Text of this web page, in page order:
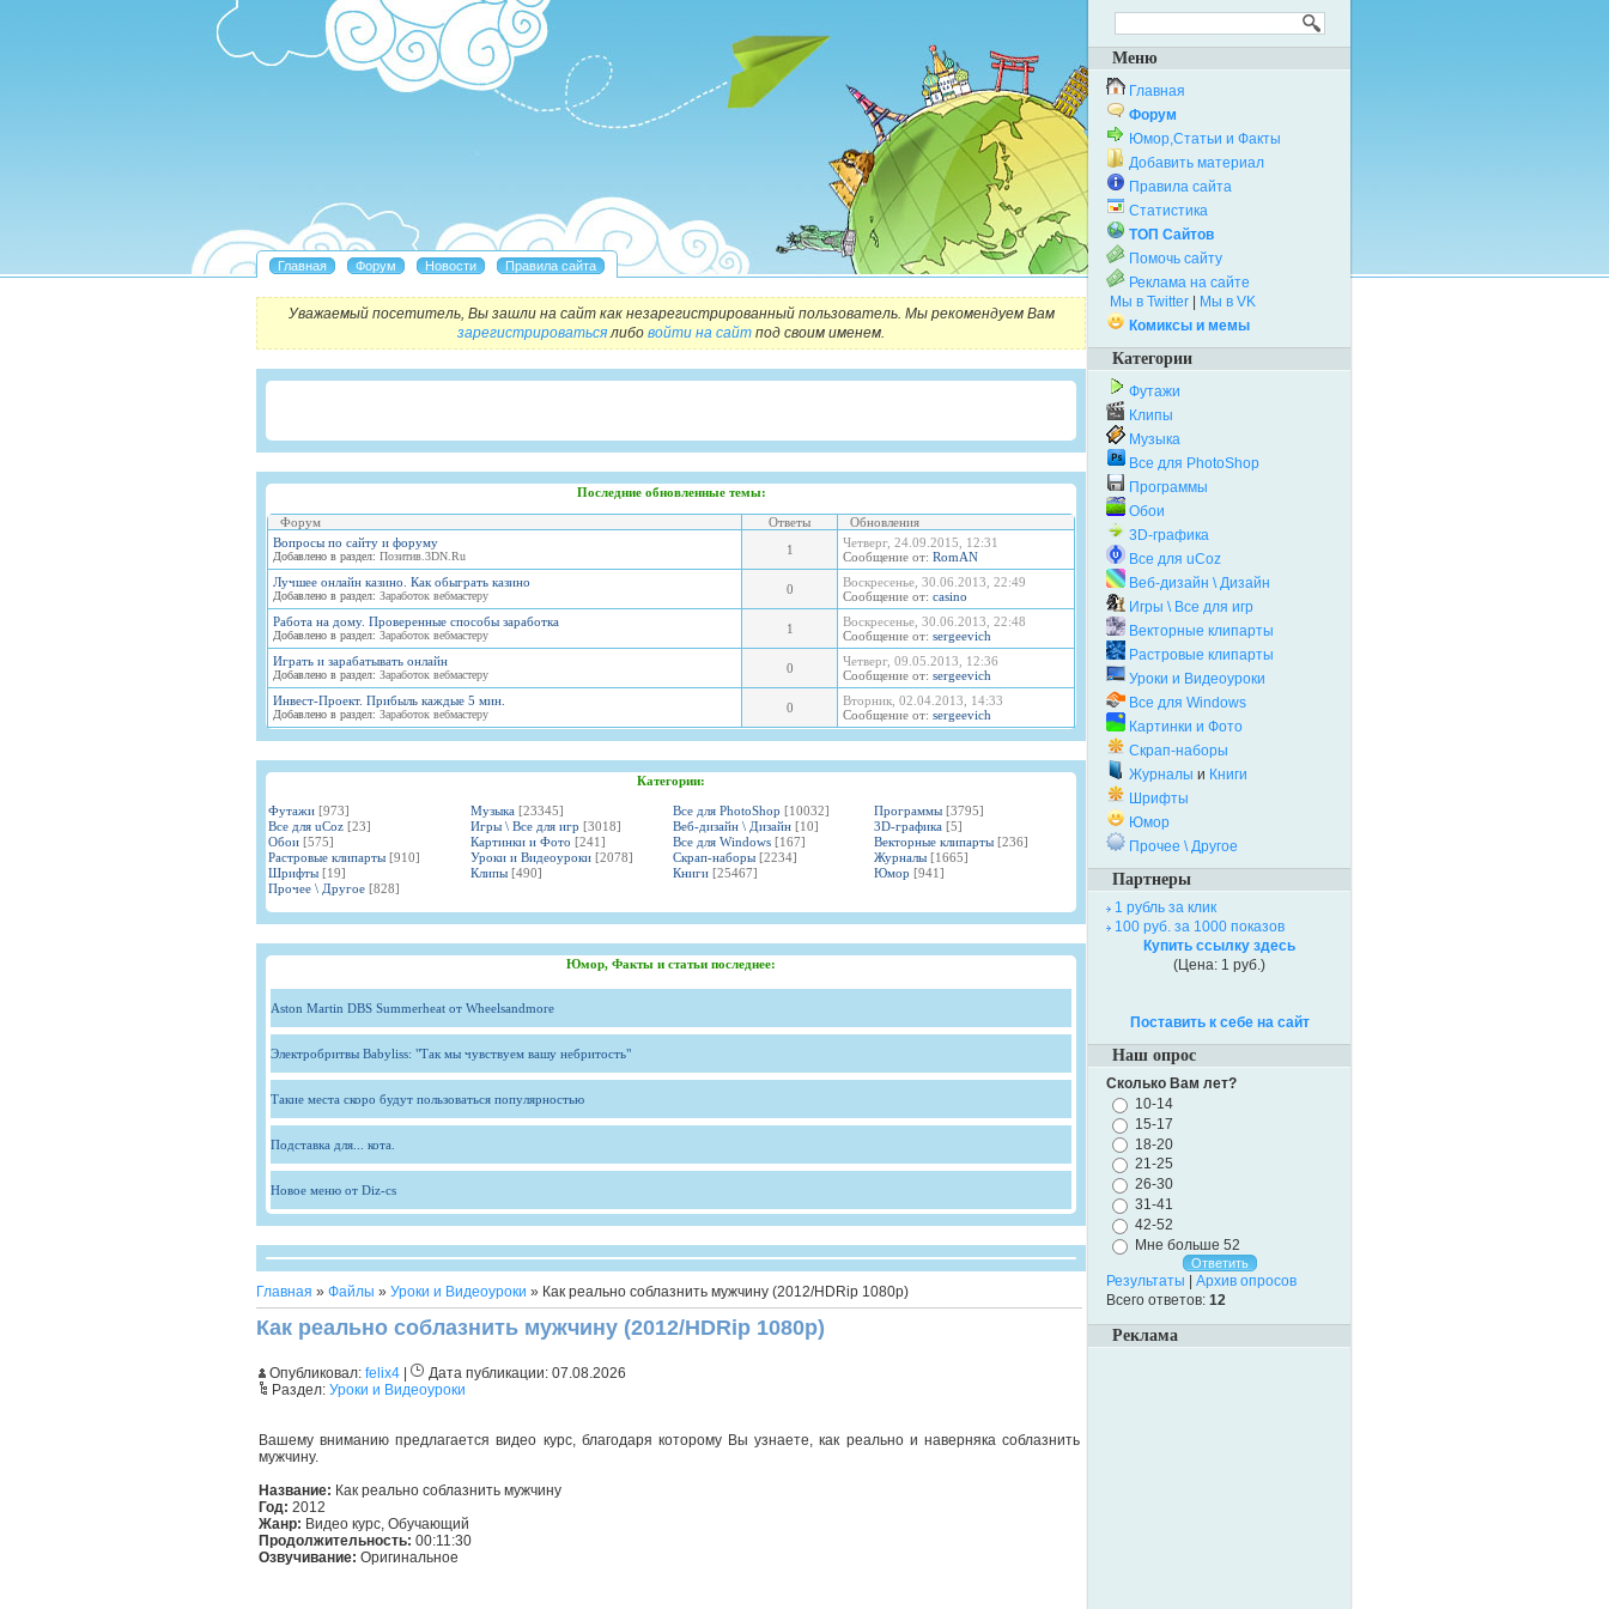
Уважаемый посетитель, Вы зашли на сайт как незарегистрированный пользователь. Мы рекомендуем Вам
зарегистрироватьсялибо войти на сайт под своим именем.
Последние обновленные темы:
Форум Ответы
Обновления
Вопросы по сайту и форуму
Добавлено в раздел: Позитив.3DN.Ru 1
Четверг, 24.09.2015, 12:31
Сообщение от: RomAN
Лучшее онлайн казино. Как обыграть казино
Добавлено в раздел: Заработок вебмастеру 0
Воскресенье, 30.06.2013, 22:49
Сообщение от: casino
Работа на дому. Проверенные способы заработка
Добавлено в раздел: Заработок вебмастеру 1
Воскресенье, 30.06.2013, 22:48
Сообщение от: sergeevich
Играть и зарабатывать онлайн
Добавлено в раздел: Заработок вебмастеру 0
Четверг, 09.05.2013, 12:36
Сообщение от: sergeevich
Инвест-Проект. Прибыль каждые 5 мин.
Добавлено в раздел: Заработок вебмастеру 0
Вторник, 02.04.2013, 14:33
Сообщение от: sergeevich
Категории:
Футажи [973] Музыка [23345] Все для PhotoShop [10032] Программы [3795]
Все для uCoz [23] Игры \ Все для игр [3018] Веб-дизайн \ Дизайн [10] 3D-графика [5]
Обои [575] Картинки и Фото [241] Все для Windows [167] Векторные клипарты [236]
Растровые клипарты [910] Уроки и Видеоуроки [2078] Скрап-наборы [2234] Журналы [1665]
Шрифты [19] Клипы [490] Книги [25467] Юмор [941]
Прочее \ Другое [828]
Юмор, Факты и статьи последнее:
Aston Martin DBS Summerheat от Wheelsandmore
Электробритвы Babyliss: "Так мы чувствуем вашу небритость"
Такие места скоро будут пользоваться популярностью
Подставка для... кота.
Новое меню от Diz-cs
Главная » Файлы » Уроки и Видеоуроки » Как реально соблазнить мужчину (2012/HDRip 1080p)
Как реально соблазнить мужчину (2012/HDRip 1080p)
Опубликовал: felix4 Дата публикации: 07.08.2026
Раздел: Уроки и Видеоуроки
Вашему вниманию предлагается видео курс, благодаря которому Вы узнаете, как реально и наверняка соблазнить
мужчину.
Название: Как реально соблазнить мужчину
Год: 2012
Жанр: Видео курс, Обучающий
Продолжительность: 00:11:30
Озвучивание: Оригинальное
Меню
Главная
Форум
Юмор,Статьи и Факты
Добавить материал
Правила сайта
Статистика
ТОП Сайтов
Помочь сайту
Реклама на сайте
Мы в Twitter
Мы в VK
Комиксы и мемы
Категории
Футажи
Клипы
Музыка
Все для PhotoShop
Программы
Обои
3D-графика
Все для uCoz
Веб-дизайн \ Дизайн
Игры \ Все для игр
Векторные клипарты
Растровые клипарты
Уроки и Видеоуроки
Все для Windows
Картинки и Фото
Скрап-наборы
Журналы и Книги
Шрифты
Юмор
Прочее \ Другое
Партнеры
1 рубль за клик
100 руб. за 1000 показов
Купить ссылку здесь
(Цена: 1 руб.)
Поставить к себе на сайт
Наш опрос
Сколько Вам лет?
10-14
15-17
18-20
21-25
26-30
31-41
42-52
Мне больше 52
Результаты | Архив опросов
Всего ответов: 12
Реклама